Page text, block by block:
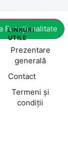
Funcționalitate
LINKURI
UTILE
Prezentare
generală
Contact
Termeni și
condiții